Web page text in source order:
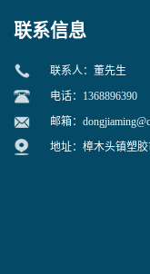
联系信息
联系人：董先生
电话：1368896390
邮箱：
地址：樟木头镇塑